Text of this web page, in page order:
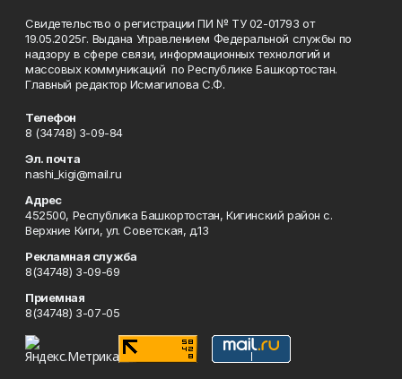
Свидетельство о регистрации ПИ № ТУ 02-01793 от
19.05.2025г. Выдана Управлением Федеральной службы по
надзору в сфере связи, информационных технологий и
массовых коммуникаций по Республике Башкортостан.
Главный редактор Исмагилова С.Ф.
Телефон
8 (34748) 3-09-84
Эл. почта
nashi_kigi@mail.ru
Адрес
452500, Республика Башкортостан, Кигинский район с.
Верхние Киги, ул. Советская, д.13
Рекламная служба
8(34748) 3-09-69
Приемная
8(34748) 3-07-05